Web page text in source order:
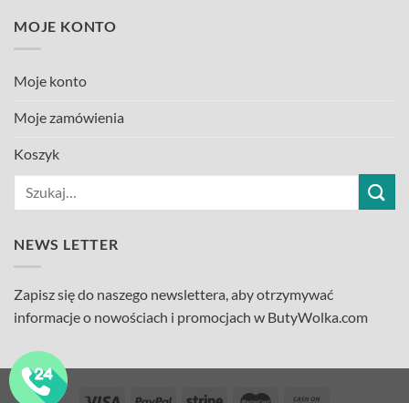
MOJE KONTO
Moje konto
Moje zamówienia
Koszyk
NEWS LETTER
Zapisz się do naszego newslettera, aby otrzymywać
informacje o nowościach i promocjach w ButyWolka.com